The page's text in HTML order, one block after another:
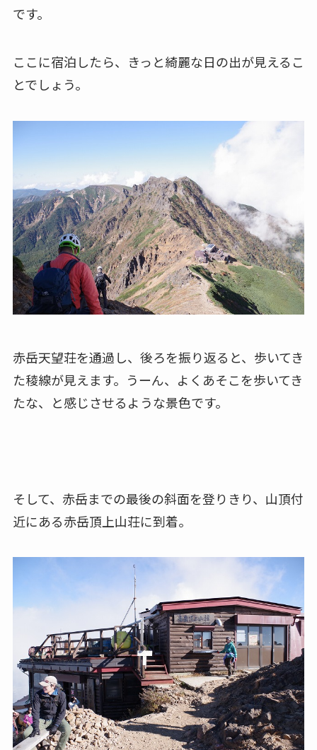
です。
ここに宿泊したら、きっと綺麗な日の出が見えるこ
とでしょう。
赤岳天望荘を通過し、後ろを振り返ると、歩いてき
た稜線が見えます。うーん、よくあそこを歩いてき
たな、と感じさせるような景色です。
そして、赤岳までの最後の斜面を登りきり、山頂付
近にある赤岳頂上山荘に到着。